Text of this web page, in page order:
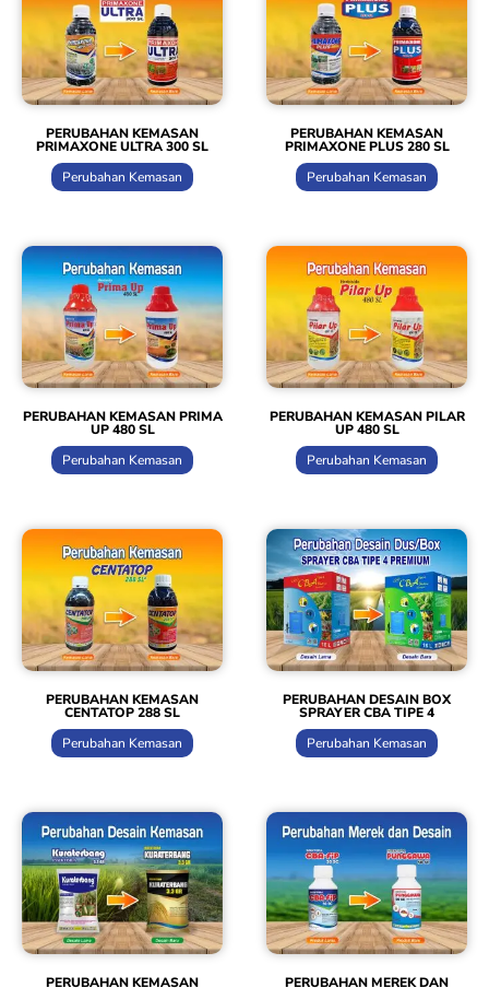
PERUBAHAN KEMASAN
PRIMAXONE ULTRA 300 SL
Perubahan Kemasan
PERUBAHAN KEMASAN
PRIMAXONE PLUS 280 SL
Perubahan Kemasan
PERUBAHAN KEMASAN PRIMA
UP 480 SL
Perubahan Kemasan
PERUBAHAN KEMASAN PILAR
UP 480 SL
Perubahan Kemasan
PERUBAHAN KEMASAN
CENTATOP 288 SL
Perubahan Kemasan
PERUBAHAN DESAIN BOX
SPRAYER CBA TIPE 4
Perubahan Kemasan
PERUBAHAN KEMASAN PERUBAHAN MEREK DAN